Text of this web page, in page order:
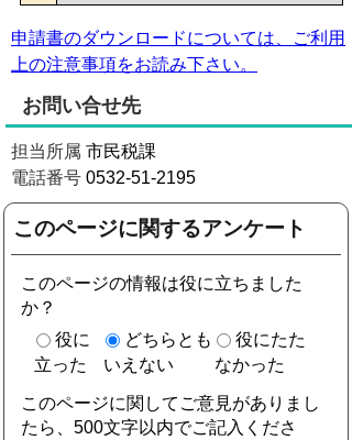
申請書のダウンロードについては、ご利用
上の注意事項をお読み下さい。
お問い合せ先
担当所属 市民税課
電話番号 0532-51-2195
このページに関するアンケート
このページの情報は役に立ちました
か？
役に
立った
どちらとも
いえない
役にたた
なかった
このページに関してご意見がありまし
たら、500文字以内でご記入くださ